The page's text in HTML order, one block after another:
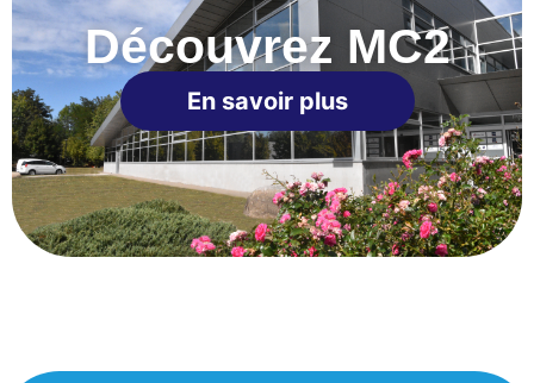
Découvrez MC2
En savoir plus